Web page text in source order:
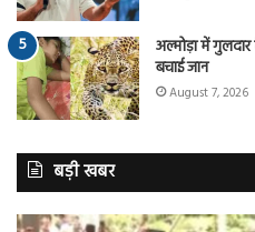
अल्मोड़ा में
बचाई जान
August 7, 2026
बड़ी खबर